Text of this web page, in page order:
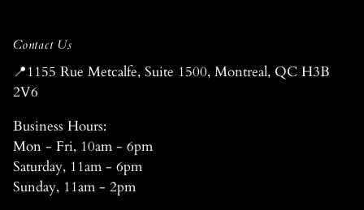
Contact Us
📍1155 Rue Metcalfe, Suite 1500, Montreal, QC H3B
2V6
Business Hours:
Mon - Fri, 10am - 6pm
Saturday, 11am - 6pm
Sunday, 11am - 2pm